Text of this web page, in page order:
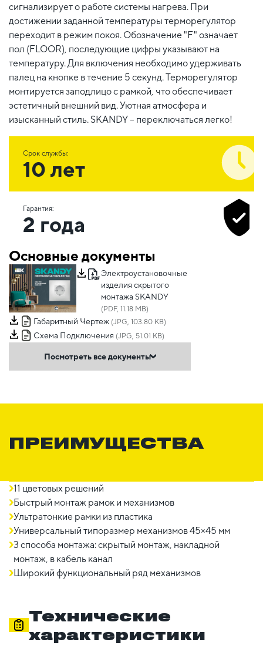
сигнализирует о работе системы нагрева. При
достижении заданной температуры терморегулятор
переходит в режим покоя. Обозначение "F" означает
пол (FLOOR), последующие цифры указывают на
температуру. Для включения необходимо удерживать
палец на кнопке в течение 5 секунд. Терморегулятор
монтируется заподлицо с рамкой, что обеспечивает
эстетичный внешний вид. Уютная атмосфера и
изысканный стиль. SKANDY – переключаться легко!
Срок службы:
10 лет
Гарантия:
2 года
Основные документы
Электроустановочные
изделия скрытого
монтажа SKANDY
(PDF, 11.18 MB)
Габаритный Чертеж (JPG, 103.80 KB)
Схема Подключения (JPG, 51.01 KB)
Посмотреть все документы
ПРЕИМУЩЕСТВА
11 цветовых решений
Быстрый монтаж рамок и механизмов
Ультратонкие рамки из пластика
Универсальный типоразмер механизмов 45×45 мм
3 способа монтажа: скрытый монтаж, накладной
монтаж, в кабель канал
Широкий функциональный ряд механизмов
Технические
характеристики